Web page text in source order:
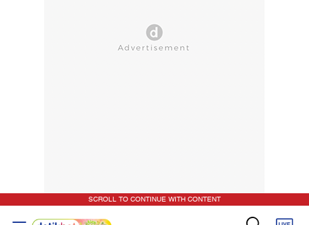
SCROLL TO CONTINUE WITH CONTENT